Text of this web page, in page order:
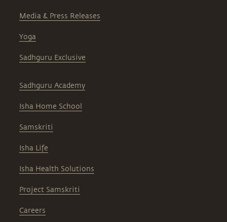
Media & Press Releases
Yoga
Sadhguru Exclusive
Sadhguru Academy
Isha Home School
Samskriti
Isha Life
Isha Health Solutions
Project Samskriti
Careers